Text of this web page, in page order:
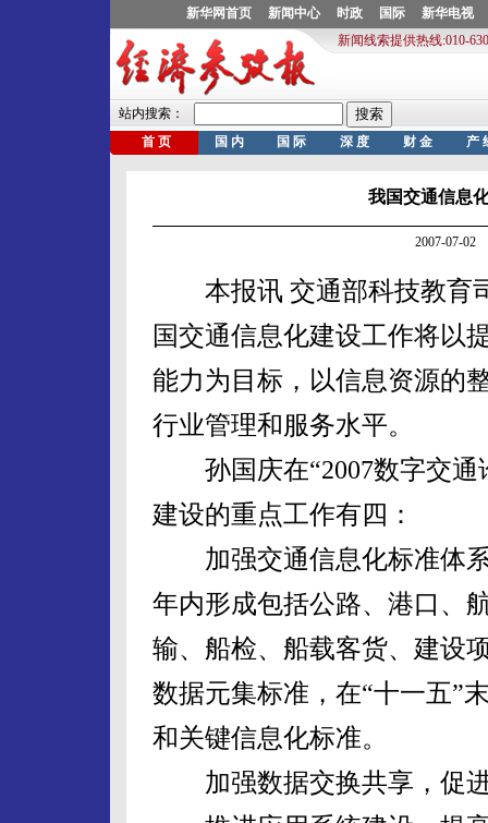
我国交通信息
2007-07-02
本报讯 交通部科技教育
国交通信息化建设工作将以
能力为目标，以信息资源的
行业管理和服务水平。
孙国庆在“2007数字交通
建设的重点工作有四：
加强交通信息化标准体系
年内形成包括公路、港口、
输、船检、船载客货、建设
数据元集标准，在“十一五”
和关键信息化标准。
加强数据交换共享，促进